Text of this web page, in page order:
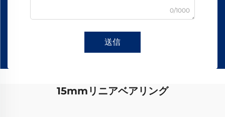
0/1000
送信
15mmリニアベアリング